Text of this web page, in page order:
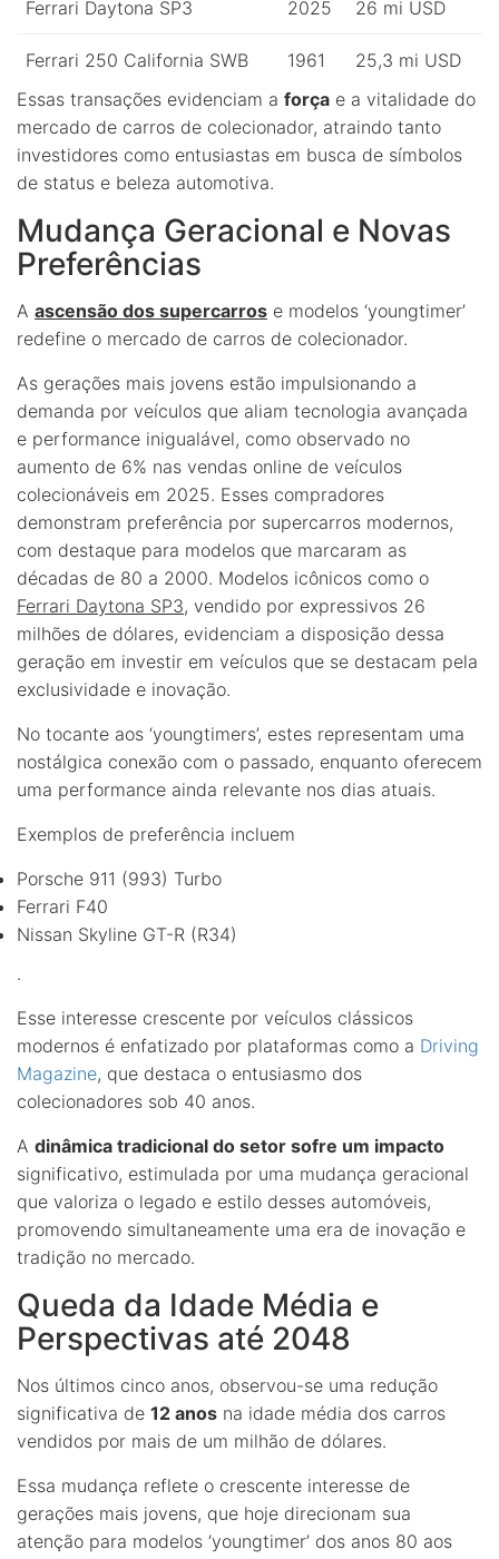
Ferrari Daytona SP3 2025 26 mi USD
Ferrari 250 California SWB 1961
25,3 mi USD
Essas transações evidenciam a força e a vitalidade do
mercado de carros de colecionador, atraindo tanto
investidores como entusiastas em busca de símbolos
de status e beleza automotiva.
Mudança Geracional e Novas
Preferências
A ascensão dos supercarros e modelos ‘youngtimer’
redefine o mercado de carros de colecionador.
As gerações mais jovens estão impulsionando a
demanda por veículos que aliam tecnologia avançada
e performance inigualável, como observado no
aumento de 6% nas vendas online de veículos
colecionáveis em 2025. Esses compradores
demonstram preferência por supercarros modernos,
com destaque para modelos que marcaram as
décadas de 80 a 2000. Modelos icônicos como o
Ferrari Daytona SP3, vendido por expressivos 26
milhões de dólares, evidenciam a disposição dessa
geração em investir em veículos que se destacam pela
exclusividade e inovação.
No tocante aos ‘youngtimers’, estes representam uma
nostálgica conexão com o passado, enquanto oferecem
uma performance ainda relevante nos dias atuais.
Exemplos de preferência incluem
Porsche 911 (993) Turbo
Ferrari F40
Nissan Skyline GT-R (R34)
.
Esse interesse crescente por veículos clássicos
modernos é enfatizado por plataformas como a Driving
Magazine, que destaca o entusiasmo dos
colecionadores sob 40 anos.
A dinâmica tradicional do setor sofre um impacto
significativo, estimulada por uma mudança geracional
que valoriza o legado e estilo desses automóveis,
promovendo simultaneamente uma era de inovação e
tradição no mercado.
Queda da Idade Média e
Perspectivas até 2048
Nos últimos cinco anos, observou-se uma redução
significativa de 12 anos na idade média dos carros
vendidos por mais de um milhão de dólares.
Essa mudança reflete o crescente interesse de
gerações mais jovens, que hoje direcionam sua
atenção para modelos ‘youngtimer’ dos anos 80 aos